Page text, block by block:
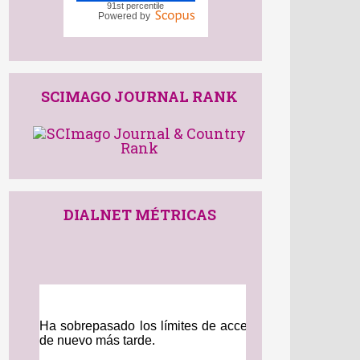
91st percentile
Powered by
SCIMAGO JOURNAL RANK
DIALNET MÉTRICAS